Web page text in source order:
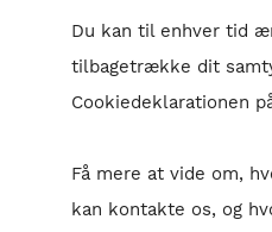
Du kan til enhver tid
tilbagetrække dit
Cookiedeklarationen
Få mere at vide om,
kan kontakte os, og